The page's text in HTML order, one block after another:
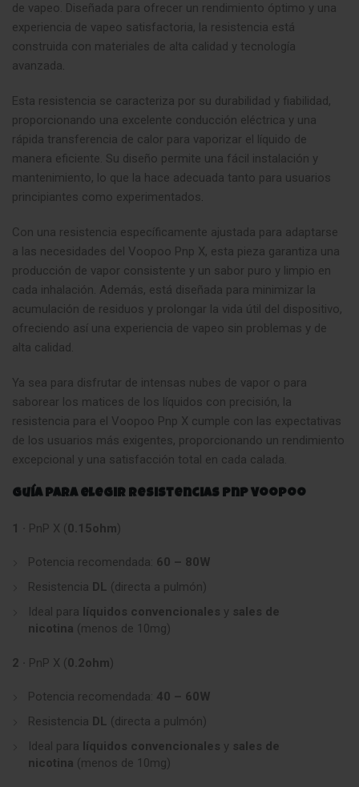
de vapeo. Diseñada para ofrecer un rendimiento óptimo y una
experiencia de vapeo satisfactoria, la resistencia está
construida con materiales de alta calidad y tecnología
avanzada.
Esta resistencia se caracteriza por su durabilidad y fiabilidad,
proporcionando una excelente conducción eléctrica y una
rápida transferencia de calor para vaporizar el líquido de
manera eficiente. Su diseño permite una fácil instalación y
mantenimiento, lo que la hace adecuada tanto para usuarios
principiantes como experimentados.
Con una resistencia específicamente ajustada para adaptarse
a las necesidades del Voopoo Pnp X, esta pieza garantiza una
producción de vapor consistente y un sabor puro y limpio en
cada inhalación. Además, está diseñada para minimizar la
acumulación de residuos y prolongar la vida útil del dispositivo,
ofreciendo así una experiencia de vapeo sin problemas y de
alta calidad.
Ya sea para disfrutar de intensas nubes de vapor o para
saborear los matices de los líquidos con precisión, la
resistencia para el Voopoo Pnp X cumple con las expectativas
de los usuarios más exigentes, proporcionando un rendimiento
excepcional y una satisfacción total en cada calada.
Guía para elegir Resistencias PnP Voopoo
1 · PnP X (0.15ohm)
Potencia recomendada: 60 – 80W
Resistencia DL (directa a pulmón)
Ideal para líquidos convencionales y sales de
nicotina (menos de 10mg)
2 · PnP X (0.2ohm)
Potencia recomendada: 40 – 60W
Resistencia DL (directa a pulmón)
Ideal para líquidos convencionales y sales de
nicotina (menos de 10mg)